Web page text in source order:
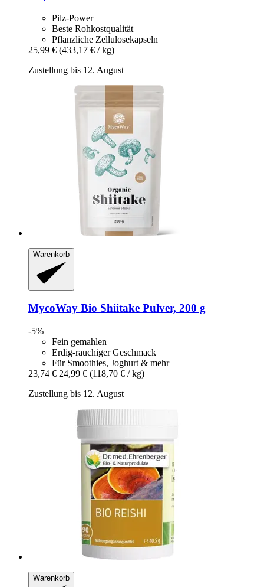
Pilz-Power
Beste Rohkostqualität
Pflanzliche Zellulosekapseln
25,99 € (433,17 € / kg)
Zustellung bis 12. August
Warenkorb
MycoWay Bio Shiitake Pulver, 200 g
-5%
Fein gemahlen
Erdig-rauchiger Geschmack
Für Smoothies, Joghurt & mehr
23,74 € 24,99 € (118,70 € / kg)
Zustellung bis 12. August
Warenkorb